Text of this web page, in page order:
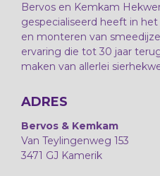
Bervos en Kemkam
gespecialiseerd heeft in
en monteren van
ervaring die tot 30 jaar
maken van allerlei
ADRES
Bervos & Kemkam
Van Teylingenweg 153
3471 GJ Kamerik